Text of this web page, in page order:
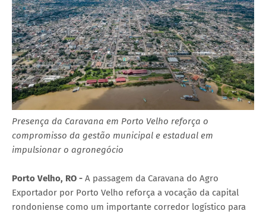
Presença da Caravana em Porto Velho reforça o
compromisso da gestão municipal e estadual em
impulsionar o agronegócio
Porto Velho, RO - A passagem da Caravana do Agro
Exportador por Porto Velho reforça a vocação da capital
rondoniense como um importante corredor logístico para